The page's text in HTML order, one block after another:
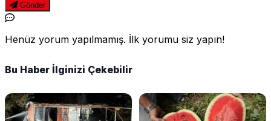
Gönder
Henüz yorum yapılmamış. İlk yorumu siz yapın!
Bu Haber İlginizi Çekebilir